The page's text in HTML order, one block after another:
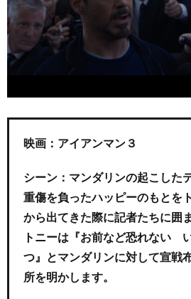
映画：アイアンマン３
シーン：マンダリンの起こした
重傷を負ったハッピーのもとを
から出てきた際に記者たちに囲
トニーは『お前など恐れない
つ』とマンダリンに対して宣戦
所を明かします。